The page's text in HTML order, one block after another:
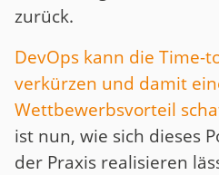
zurück.
DevOps kann die Time-
verkürzen und damit
Wettbewerbsvorteil
ist nun, wie sich dieses
der Praxis realisieren